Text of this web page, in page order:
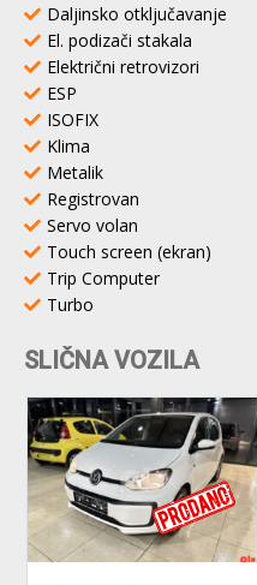
Daljinsko otključavanje
El. podizači stakala
Električni retrovizori
ESP
ISOFIX
Klima
Metalik
Registrovan
Servo volan
Touch screen (ekran)
Trip Computer
Turbo
SLIČNA VOZILA